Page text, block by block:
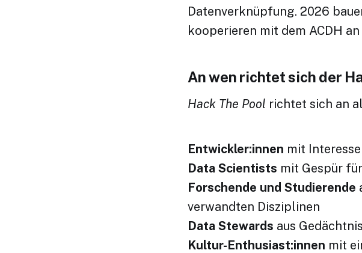
Datenverknüpfung. 2026
kooperieren mit dem ACDH an
An wen richtet sich der
Hack The Pool richtet sich an
Entwickler:innen mit
Data Scientists mit Gespür
Forschende und Studierende
verwandten Disziplinen
Data Stewards aus
Kultur-Enthusiast:innen mit